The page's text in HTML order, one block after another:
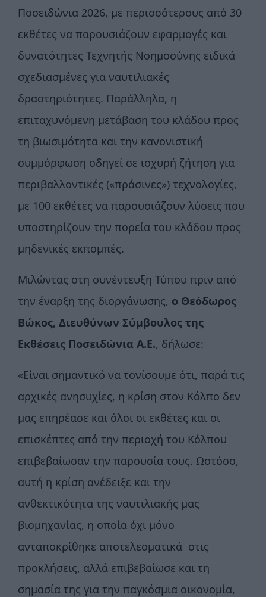
Ποσειδώνια 2026, με περισσότερους από 30
εκθέτες να παρουσιάζουν εφαρμογές και
δυνατότητες Τεχνητής Νοημοσύνης ειδικά
σχεδιασμένες για ναυτιλιακές
δραστηριότητες. Παράλληλα, η
επιταχυνόμενη μετάβαση του κλάδου προς
τη βιωσιμότητα και την κανονιστική
συμμόρφωση οδηγεί σε ισχυρή ζήτηση για
περιβαλλοντικές («πράσινες») τεχνολογίες,
με 100 εκθέτες να παρουσιάζουν λύσεις που
υποστηρίζουν την πορεία του κλάδου προς
μηδενικές εκπομπές.
Μιλώντας στη συνέντευξη Τύπου πριν από
την έναρξη της διοργάνωσης, ο Θεόδωρος
Βώκος, Διευθύνων Σύμβουλος της
Εκθέσεις Ποσειδώνια Α.Ε., δήλωσε:
«Είναι σημαντικό να τονίσουμε ότι, παρά τις
αρχικές ανησυχίες, η κρίση στον Κόλπο δεν
μας επηρέασε και όλοι οι εκθέτες και οι
επισκέπτες από την περιοχή του Κόλπου
επιβεβαίωσαν την παρουσία τους. Ωστόσο,
αυτή η κρίση ανέδειξε και την
ανθεκτικότητα της ναυτιλιακής μας
βιομηχανίας, η οποία όχι μόνο
ανταποκρίθηκε αποτελεσματικά στις
προκλήσεις, αλλά επιβεβαίωσε και τη
σημασία της για την παγκόσμια οικονομία,